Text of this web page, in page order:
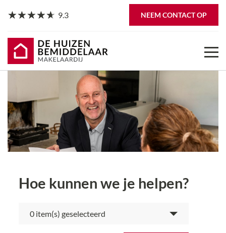
9.3 NEEM CONTACT OP
Hoe kunnen we je helpen?
item(s) geselecteerd